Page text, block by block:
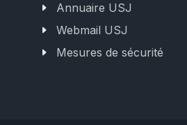
Annuaire USJ
Webmail USJ
Mesures de sécurité